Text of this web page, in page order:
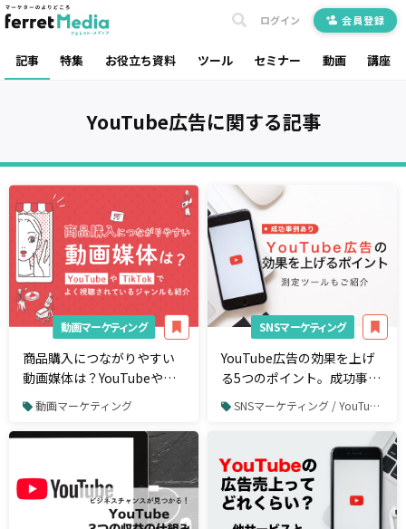
記事 特集 お役立ち資料 ツール セミナー 動画 講座
ログイン 会員登録
YouTube広告に関する記事
動画マーケティング
商品購入につながりやすい
動画媒体は？YouTubeや
TikTokでよく視聴されてい
るジャンルも紹介
動画マーケティング
SNSマーケティング
YouTube広告の効果を上げ
る5つのポイント。成功事例
や計測ツールを紹介
SNSマーケティング / YouTube / YouTube広告